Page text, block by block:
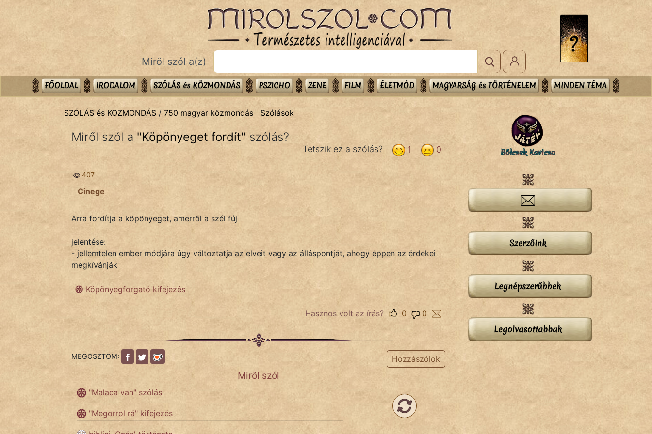
Bibliai
Közmondások
Szóláscsoportok
KÖZMONDÁS
FILM
Miről szól a(z)
FŐOLDAL IRODALOM SZÓLÁS és KÖZMONDÁS PSZICHO ZENE FILM ÉLETMÓD MAGYARSÁG és TÖRTÉNELEM MINDEN TÉMA
SZÓLÁS és KÖZMONDÁS / 750 magyar közmondás Szólások
Miről szól a "Köpönyeget fordít" szólás?
0
1
Tetszik ez a szólás?
407
Cinege
Arra fordítja a köpönyeget, amerről a szél fúj
jelentése:
- jellemtelen ember módjára úgy változtatja az elveit vagy az álláspontját, ahogy éppen az érdekei
megkívánják
Köpönyegforgató kifejezés
Hasznos volt az írás? 0
0
MEGOSZTOM: Hozzászólok
Miről szól
"Malaca van" szólás
"Megorrol rá" kifejezés
Bölcsek Kavicsa
Szerzőink
Legnépszerűbbek
Legolvasottabbak